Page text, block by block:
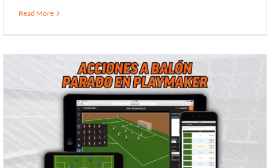
Read More
¿Cómo trabajar Acciones a Balón Parado en
Playmaker?